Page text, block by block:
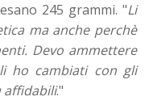
245 grammi. "Li
ma anche perchè
Devo ammettere
ho cambiati con gli
affidabili."